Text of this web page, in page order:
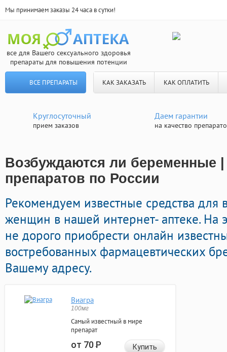
Мы принимаем заказы 24 часа в сутки!
все для Вашего сексуального здоровья
препараты для повышения потенции
ВСЕ ПРЕПАРАТЫ КАК ЗАКАЗАТЬ КАК ОПЛАТИТЬ
Круглосуточный
прием заказов
Даем гарантии
на качество
Возбуждаются ли беременные |
препаратов по России
Рекомендуем известные средства
женщин в нашей интернет- аптеке. На
не дорого приобрести онлайн
востребованных фармацевтических
Вашему адресу.
Виагра
100мг
Самый известный в мире
препарат
от 70Р Купить